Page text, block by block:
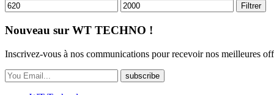
Filtrer
Nouveau sur WT TECHNO !
Inscrivez-vous à nos communications pour recevoir nos meilleures
subscribe